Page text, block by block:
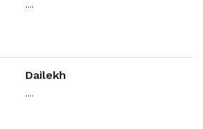
....
Dailekh
....